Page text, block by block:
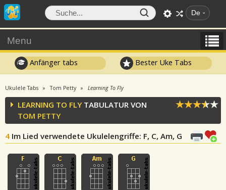
De
Menu
Anfänger tabs Bester Uke Tabs
Ukulele Tabs Tom Petty Learning To Fly
LEARNING TO FLYTABULATUR VON
TOM PETTY
4 Im Lied verwendete Ukulelengriffe: F, C, Am, G